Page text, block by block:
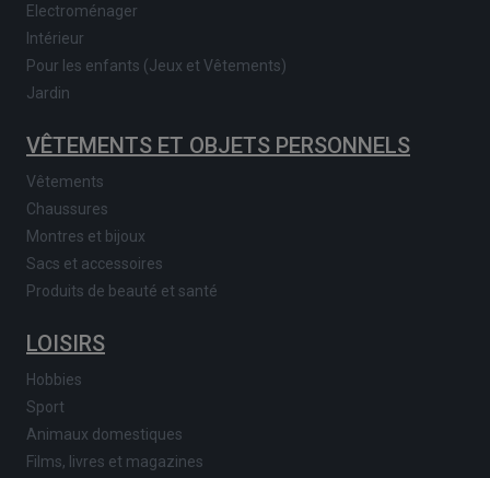
Electroménager
Intérieur
Pour les enfants (Jeux et Vêtements)
Jardin
VÊTEMENTS ET OBJETS PERSONNELS
Vêtements
Chaussures
Montres et bijoux
Sacs et accessoires
Produits de beauté et santé
LOISIRS
Hobbies
Sport
Animaux domestiques
Films, livres et magazines